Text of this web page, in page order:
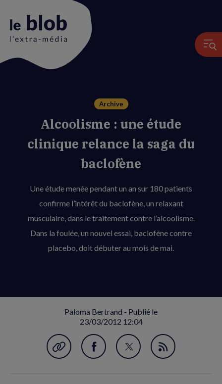
Archive
Alcoolisme : une étude
clinique relance la saga du
baclofène
Une étude menée pendant un an sur 180 patients
confirme l’intérêt du baclofène, un relaxant
musculaire, dans le traitement contre l’alcoolisme.
Dans la foulée, un nouvel essai, baclofène contre
placebo, doit débuter au mois de mai.
Paloma Bertrand - Publié le
23/03/2012 12:04
Garder en favori
Partager
Partager
Flux